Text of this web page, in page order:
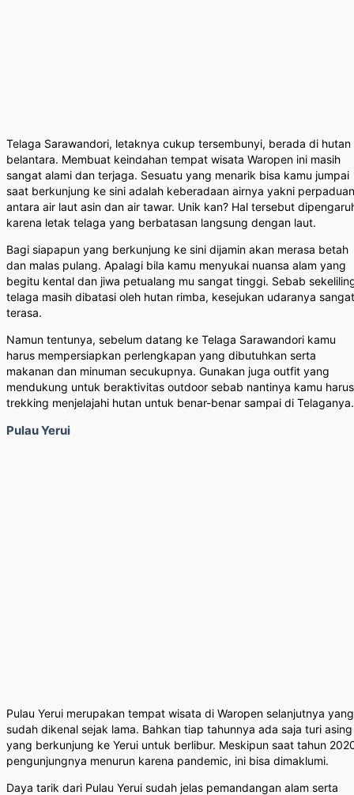
Telaga Sarawandori, letaknya cukup tersembunyi, berada di hutan
belantara. Membuat keindahan tempat wisata Waropen ini masih
sangat alami dan terjaga. Sesuatu yang menarik bisa kamu jumpai
saat berkunjung ke sini adalah keberadaan airnya yakni perpaduan
antara air laut asin dan air tawar. Unik kan? Hal tersebut
karena letak telaga yang berbatasan langsung dengan laut.
Bagi siapapun yang berkunjung ke sini dijamin akan merasa betah
dan malas pulang. Apalagi bila kamu menyukai nuansa alam yang
begitu kental dan jiwa petualang mu sangat tinggi. Sebab
telaga masih dibatasi oleh hutan rimba, kesejukan udaranya sangat
terasa.
Namun tentunya, sebelum datang ke Telaga Sarawandori kamu
harus mempersiapkan perlengkapan yang dibutuhkan serta
makanan dan minuman secukupnya. Gunakan juga outfit yang
mendukung untuk beraktivitas outdoor sebab nantinya kamu harus
trekking menjelajahi hutan untuk benar-benar sampai di Telaganya.
Pulau Yerui
Pulau Yerui merupakan tempat wisata di Waropen selanjutnya yang
sudah dikenal sejak lama. Bahkan tiap tahunnya ada saja turi asing
yang berkunjung ke Yerui untuk berlibur. Meskipun saat tahun
pengunjungnya menurun karena pandemic, ini bisa dimaklumi.
Daya tarik dari Pulau Yerui sudah jelas pemandangan alam serta